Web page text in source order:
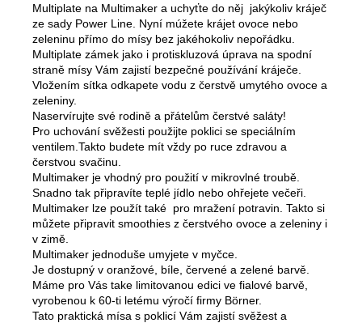
Multiplate na Multimaker a uchyťte do něj jakýkoliv kráječ
ze sady Power Line. Nyní múžete krájet ovoce nebo
zeleninu přímo do mísy bez jakéhokoliv nepořádku.
Multiplate zámek jako i protiskluzová úprava na spodní
straně mísy Vám zajistí bezpečné používání kráječe.
Vložením sítka odkapete vodu z čerstvě umytého ovoce a
zeleniny.
Naservírujte své rodině a přátelům čerstvé saláty!
Pro uchování svěžesti použijte poklici se speciálním
ventilem.Takto budete mít vždy po ruce zdravou a
čerstvou svačinu.
Multimaker je vhodný pro použití v mikrovlné troubě.
Snadno tak připravíte teplé jídlo nebo ohřejete večeři.
Multimaker lze použít také pro mražení potravin. Takto si
můžete připravit smoothies z čerstvého ovoce a zeleniny i
v zimě.
Multimaker jednoduše umyjete v myčce.
Je dostupný v oranžové, bíle, červené a zelené barvě.
Máme pro Vás take limitovanou edici ve fialové barvě,
vyrobenou k 60-ti letému výročí firmy Börner.
Tato praktická mísa s poklicí Vám zajistí svěžest a